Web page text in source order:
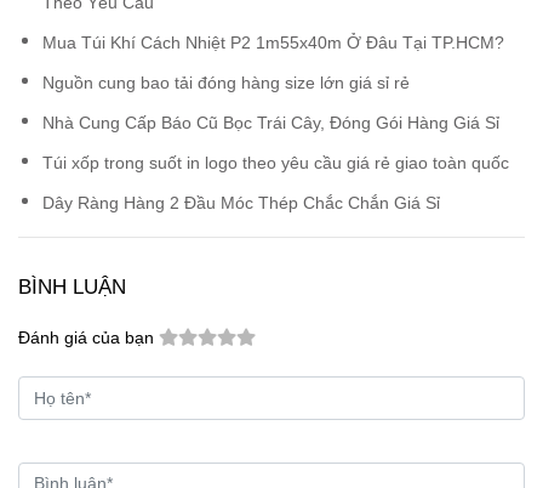
Mua Túi Khí Cách Nhiệt P2 1m55x40m Ở Đâu Tại TP.HCM?
Nguồn cung bao tải đóng hàng size lớn giá sỉ rẻ
Nhà Cung Cấp Báo Cũ Bọc Trái Cây, Đóng Gói Hàng Giá Sỉ
Túi xốp trong suốt in logo theo yêu cầu giá rẻ giao toàn quốc
Dây Ràng Hàng 2 Đầu Móc Thép Chắc Chắn Giá Sỉ
BÌNH LUẬN
Đánh giá của bạn